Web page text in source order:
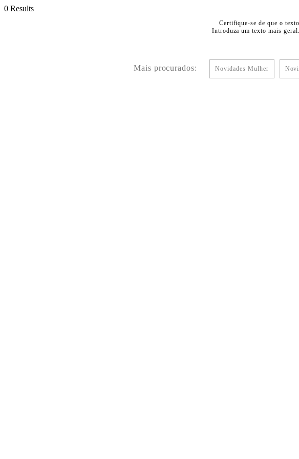
0 Results
Certifique-se de que o
Introduza um texto mais
Mais procurados: Novidades Mulher